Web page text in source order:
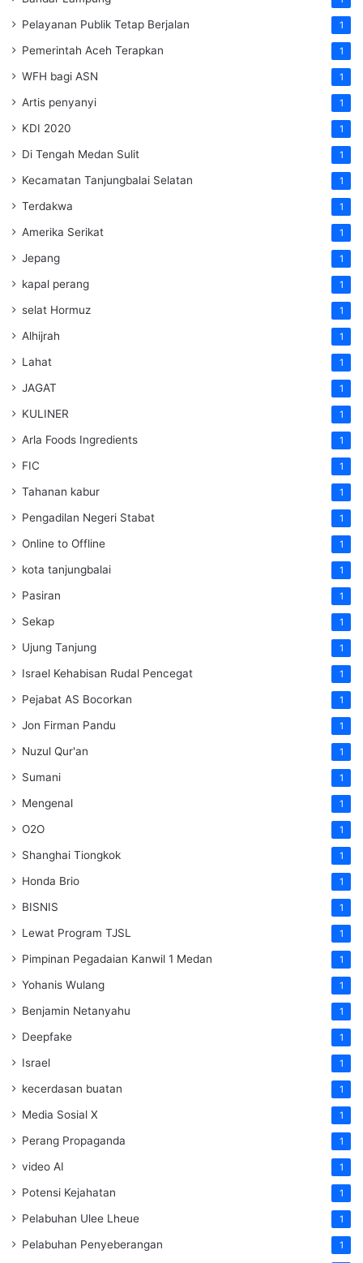
Pelayanan Publik Tetap Berjalan 1
Pemerintah Aceh Terapkan 1
WFH bagi ASN 1
Artis penyanyi 1
KDI 2020 1
Di Tengah Medan Sulit 1
Kecamatan Tanjungbalai Selatan 1
Terdakwa 1
Amerika Serikat 1
Jepang 1
kapal perang 1
selat Hormuz 1
Alhijrah 1
Lahat 1
JAGAT 1
KULINER 1
Arla Foods Ingredients 1
FIC 1
Tahanan kabur 1
Pengadilan Negeri Stabat 1
Online to Offline 1
kota tanjungbalai 1
Pasiran 1
Sekap 1
Ujung Tanjung 1
Israel Kehabisan Rudal Pencegat 1
Pejabat AS Bocorkan 1
Jon Firman Pandu 1
Nuzul Qur'an 1
Sumani 1
Mengenal 1
O2O 1
Shanghai Tiongkok 1
Honda Brio 1
BISNIS 1
Lewat Program TJSL 1
Pimpinan Pegadaian Kanwil 1 Medan 1
Yohanis Wulang 1
Benjamin Netanyahu 1
Deepfake 1
Israel 1
kecerdasan buatan 1
Media Sosial X 1
Perang Propaganda 1
video AI 1
Potensi Kejahatan 1
Pelabuhan Ulee Lheue 1
Pelabuhan Penyeberangan 1